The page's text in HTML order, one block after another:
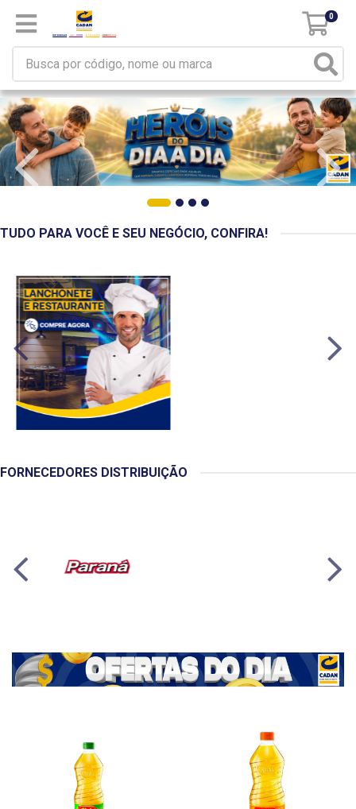
0
TUDO PARA VOCÊ E SEU NEGÓCIO, CONFIRA!
FORNECEDORES DISTRIBUIÇÃO